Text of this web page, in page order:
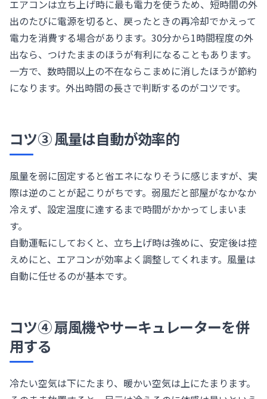
エアコンは立ち上げ時に最も電力を使うため、短時間の外
出のたびに電源を切ると、戻ったときの再冷却でかえって
電力を消費する場合があります。30分から1時間程度の外
出なら、つけたままのほうが有利になることもあります。
一方で、数時間以上の不在ならこまめに消したほうが節約
になります。外出時間の長さで判断するのがコツです。
コツ③ 風量は自動が効率的
風量を弱に固定すると省エネになりそうに感じますが、実
際は逆のことが起こりがちです。弱風だと部屋がなかなか
冷えず、設定温度に達するまで時間がかかってしまいま
す。
自動運転にしておくと、立ち上げ時は強めに、安定後は控
えめにと、エアコンが効率よく調整してくれます。風量は
自動に任せるのが基本です。
コツ④ 扇風機やサーキュレーターを併
用する
冷たい空気は下にたまり、暖かい空気は上にたまります。